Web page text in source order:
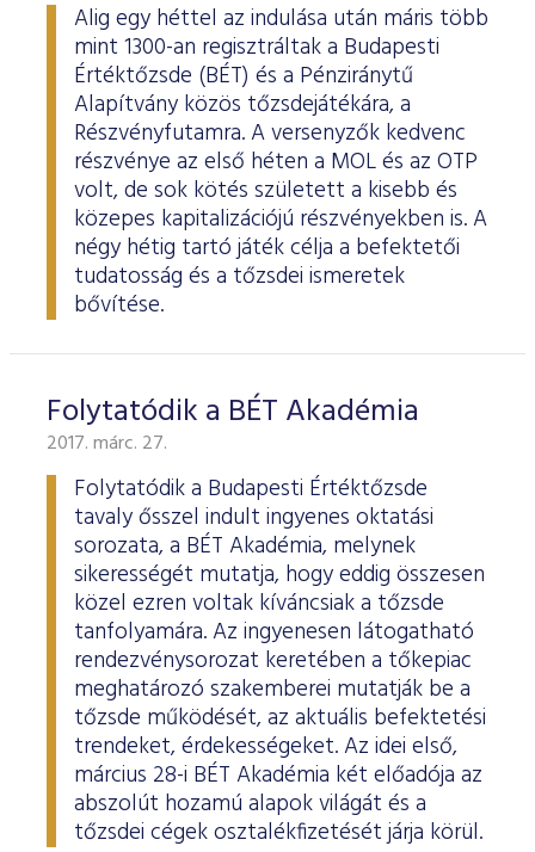
Alig egy héttel az indulása után máris több
mint 1300-an regisztráltak a Budapesti
Értéktőzsde (BÉT) és a Pénziránytű
Alapítvány közös tőzsdejátékára, a
Részvényfutamra. A versenyzők kedvenc
részvénye az első héten a MOL és az OTP
volt, de sok kötés született a kisebb és
közepes kapitalizációjú részvényekben is. A
négy hétig tartó játék célja a befektetői
tudatosság és a tőzsdei ismeretek
bővítése.
Folytatódik a BÉT Akadémia
2017. márc. 27.
Folytatódik a Budapesti Értéktőzsde
tavaly ősszel indult ingyenes oktatási
sorozata, a BÉT Akadémia, melynek
sikerességét mutatja, hogy eddig összesen
közel ezren voltak kíváncsiak a tőzsde
tanfolyamára. Az ingyenesen látogatható
rendezvénysorozat keretében a tőkepiac
meghatározó szakemberei mutatják be a
tőzsde működését, az aktuális befektetési
trendeket, érdekességeket. Az idei első,
március 28-i BÉT Akadémia két előadója az
abszolút hozamú alapok világát és a
tőzsdei cégek osztalékfizetését járja körül.